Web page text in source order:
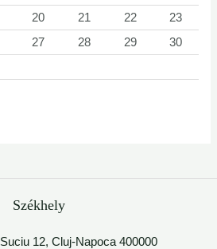
20 21 22
23
27 28 29
30
Székhely
12, Cluj-Napoca 400000